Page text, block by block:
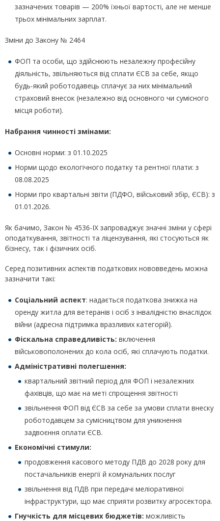
зазначених товарів — 200% їхньої вартості, але не менше
трьох мінімальних зарплат.
Зміни до Закону № 2464
ФОП та особи, що здійснюють незалежну професійну
діяльність, звільняються від сплати ЄСВ за себе, якщо
будь-який роботодавець сплачує за них мінімальний
страховий внесок (незалежно від основного чи сумісного
місця роботи).
Набрання чинності змінами:
Основні норми: з 01.10.2025
Норми щодо екологічного податку та рентної плати: з
08.08.2025
Норми про квартальні звіти (ПДФО, військовий збір, ЄСВ): з
01.01.2026.
Як бачимо, Закон № 4536-IX запроваджує значні зміни у сфері
оподаткування, звітності та ліцензування, які стосуються як
бізнесу, так і фізичних осіб.
Серед позитивних аспектів податкових нововведень можна
зазначити такі:
Соціальний аспект: надається податкова знижка на
оренду житла для ветеранів і осіб з інвалідністю внаслідок
війни (адресна підтримка вразливих категорій).
Фіскальна справедливість: включення
військовополонених до кола осіб, які сплачують податки.
Адміністративні полегшення:
квартальний звітний період для ФОП і незалежних
фахівців, що має на меті спрощення звітності
звільнення ФОП від ЄСВ за себе за умови сплати внеску
роботодавцем за сумісництвом для уникнення
задвоєння оплати ЄСВ.
Економічні стимули:
продовження касового методу ПДВ до 2028 року для
постачальників енергії й комунальних послуг
звільнення від ПДВ при передачі меліоративної
інфраструктури, що має сприяти розвитку агросектора.
Гнучкість для місцевих бюджетів: можливість